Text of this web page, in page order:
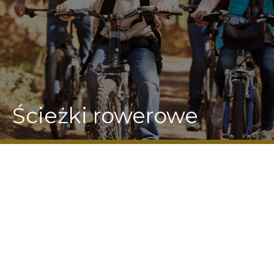
Ścieżki rowerowe